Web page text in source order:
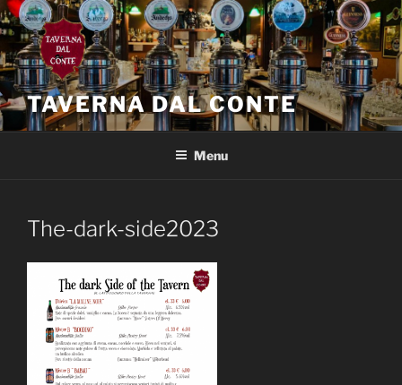
Salta
al
contenuto
TAVERNA DAL CONTE
Menu
The-dark-side2023